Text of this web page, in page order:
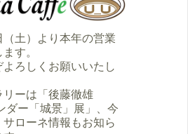
土）より本年の営業
す。
ろしくお願いいたし
リーは「後藤徹雄
ダー「城景」展」、今
ローネ情報もお知ら